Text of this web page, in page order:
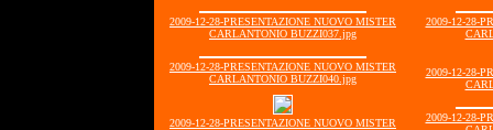
2009-12-28-PRESENTAZIONE NUOVO MISTER
CARLANTONIO BUZZI037.jpg
2009-12-28-
2009-12-28-PRESENTAZIONE NUOVO MISTER
CARLANTONIO BUZZI040.jpg
2009-12-28-
2009-12-28-PRESENTAZIONE NUOVO MISTER
2009-12-28-